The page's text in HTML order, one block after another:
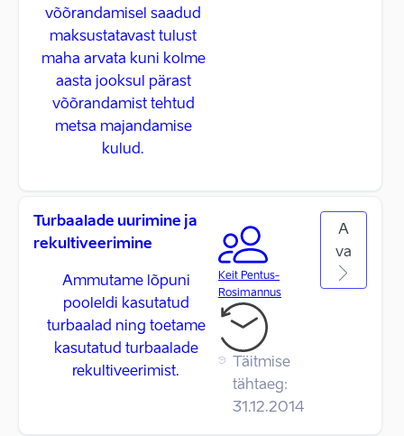
võõrandamisel saadud
maksustatavast tulust
maha arvata kuni kolme
aasta jooksul pärast
võõrandamist tehtud
metsa majandamise
kulud.
Turbaalade uurimine ja
rekultiveerimine
Ammutame lõpuni
pooleldi kasutatud
turbaalad ning toetame
kasutatud turbaalade
rekultiveerimist.
Keit Pentus-
Rosimannus
Täitmise
tähtaeg:
31.12.2014
A
va